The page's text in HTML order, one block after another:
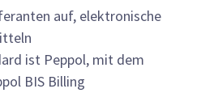
auf, elektronische
ist Peppol, mit dem
BIS Billing